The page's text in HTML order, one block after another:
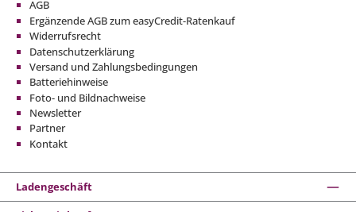
AGB
Ergänzende AGB zum easyCredit-Ratenkauf
Widerrufsrecht
Datenschutzerklärung
Versand und Zahlungsbedingungen
Batteriehinweise
Foto- und Bildnachweise
Newsletter
Partner
Kontakt
Ladengeschäft